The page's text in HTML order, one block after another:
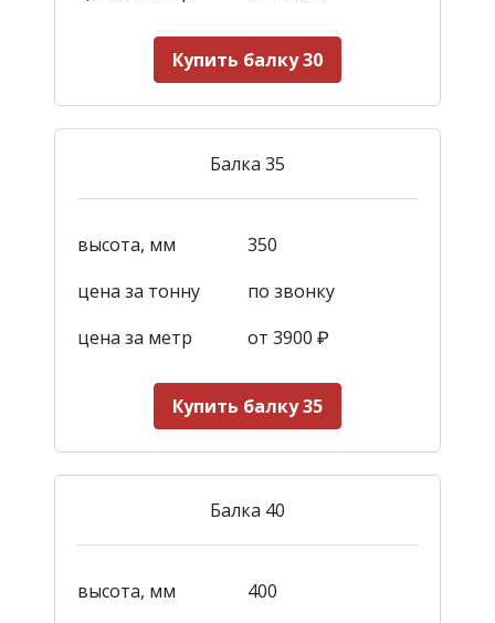
Купить балку 30
Балка 35
высота, мм
350
цена за тонну
по звонку
цена за метр
от 3900 ₽
Купить балку 35
Балка 40
высота, мм 400